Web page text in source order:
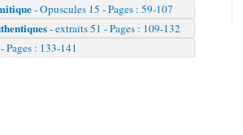
- Opuscules 15 - Pages : 59-107
- extraits 51 - Pages : 109-132
Pages : 133-141